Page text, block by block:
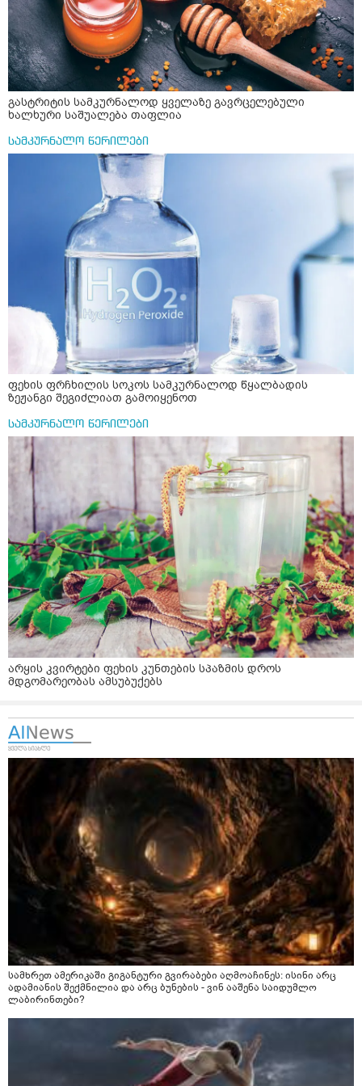
გასტრიტის სამკურნალოდ ყველაზე გავრცელებული
ხალხური საშუალება თაფლია
სამკურნალო წერილები
ფეხის ფრჩხილის სოკოს სამკურნალოდ წყალბადის
ზეჟანგი შეგიძლიათ გამოიყენოთ
სამკურნალო წერილები
არყის კვირტები ფეხის კუნთების სპაზმის დროს
მდგომარეობას ამსუბუქებს
სამხრეთ ამერიკაში გიგანტური გვირაბები აღმოაჩინეს: ისინი არც
ადამიანის შექმნილია და არც ბუნების - ვინ ააშენა საიდუმლო
ლაბირინთები?